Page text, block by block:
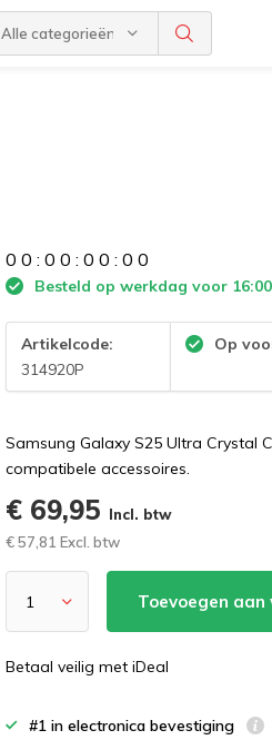
Alle categorieën
0 0 :0 0 :0 0 :0 0
Besteld op werkdag voor
Artikelcode:
314920P
Op
Samsung Galaxy S25 Ultra Crystal
compatibele accessoires.
€ 69,95 Incl. btw
€ 57,81 Excl. btw
Toevoegen
Betaal veilig met iDeal
#1 in electronica bevestiging